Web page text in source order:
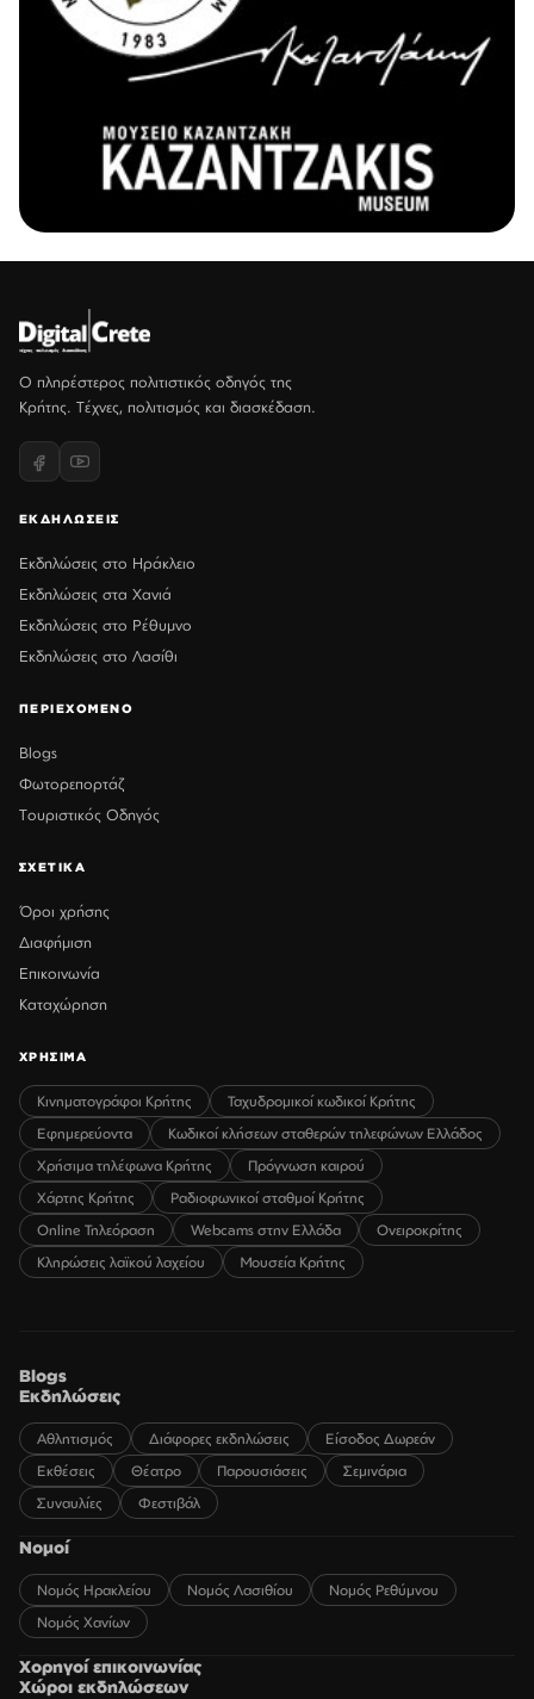
Ο πληρέστερος πολιτιστικός οδηγός της
Κρήτης. Τέχνες, πολιτισμός και διασκέδαση.
ΕΚΔΗΛΩΣΕΙΣ
Εκδηλώσεις στο Ηράκλειο
Εκδηλώσεις στα Χανιά
Εκδηλώσεις στο Ρέθυμνο
Εκδηλώσεις στο Λασίθι
ΠΕΡΙΕΧΟΜΕΝΟ
Blogs
Φωτορεπορτάζ
Τουριστικός Οδηγός
ΣΧΕΤΙΚΑ
Όροι χρήσης
Διαφήμιση
Επικοινωνία
Καταχώρηση
ΧΡΗΣΙΜΑ
Κινηματογράφοι Κρήτης
Ταχυδρομικοί κωδικοί Κρήτης
Εφημερεύοντα
Κωδικοί κλήσεων σταθερών τηλεφώνων Ελλάδος
Χρήσιμα τηλέφωνα Κρήτης
Πρόγνωση καιρού
Χάρτης Κρήτης
Ραδιοφωνικοί σταθμοί Κρήτης
Online Τηλεόραση
Webcams στην Ελλάδα
Ονειροκρίτης
Κληρώσεις λαϊκού λαχείου
Μουσεία Κρήτης
Blogs
Εκδηλώσεις
Αθλητισμός Διάφορες εκδηλώσεις
Είσοδος Δωρεάν
Εκθέσεις
Θέατρο Παρουσιάσεις
Σεμινάρια
Συναυλίες
Φεστιβάλ
Νομοί
Νομός Ηρακλείου Νομός Λασιθίου
Νομός Ρεθύμνου
Νομός Χανίων
Χορηγοί επικοινωνίας
Χώροι εκδηλώσεων